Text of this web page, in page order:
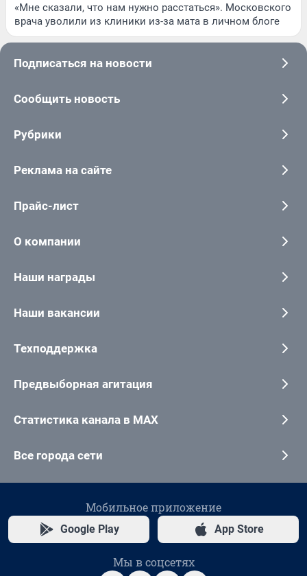
«Мне сказали, что нам нужно расстаться». Московского
врача уволили из клиники из-за мата в личном блоге
Подписаться на новости
Сообщить новость
Рубрики
Реклама на сайте
Прайс-лист
О компании
Наши награды
Наши вакансии
Техподдержка
Предвыборная агитация
Статистика канала в MAX
Все города сети
Мобильное приложение
Google Play App Store
Мы в соцсетях